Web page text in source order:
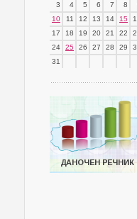
3
4 5 6 7 8
10
11 12 13 14 15
17
18 19 20 21 22
24
25 26 27 28 29
31